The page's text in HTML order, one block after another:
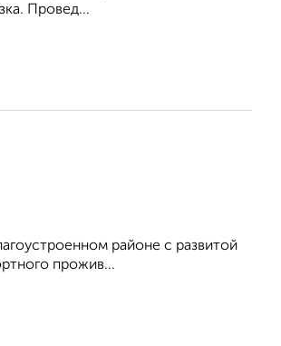
Провед...
районе с развитой
прожив...